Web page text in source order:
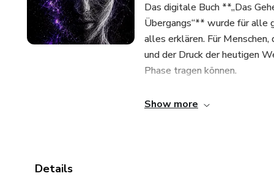
Das digitale Buch **„Das
Übergangs“** wurde für alle
alles erklären. Für Menschen,
und der Druck der heutigen
Phase tragen können.
In dieser Lektüre tauchst du
Show more
Details